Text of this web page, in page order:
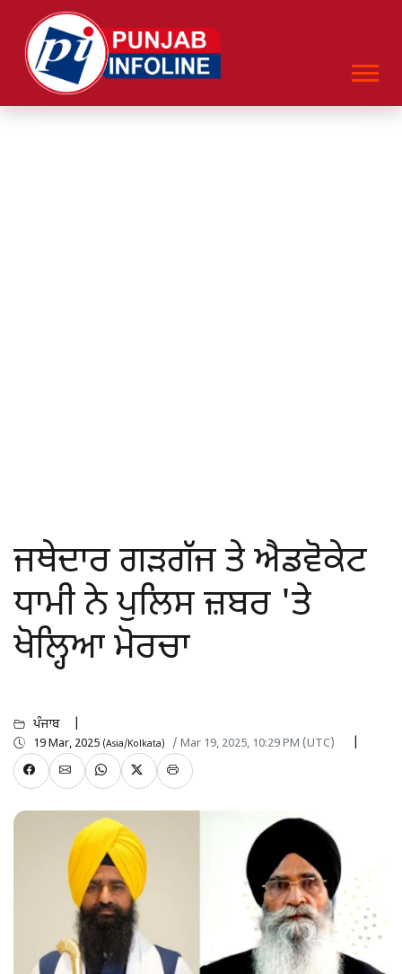
ਜਥੇਦਾਰ ਗੜਗੱਜ ਤੇ ਐਡਵੋਕੇਟ
ਧਾਮੀ ਨੇ ਪੁਲਿਸ ਜ਼ਬਰ 'ਤੇ
ਖੋਲ੍ਹਿਆ ਮੋਰਚਾ
ਪੰਜਾਬ
19 Mar, 2025 (Asia/Kolkata) / Mar 19, 2025, 10:29 PM (UTC)